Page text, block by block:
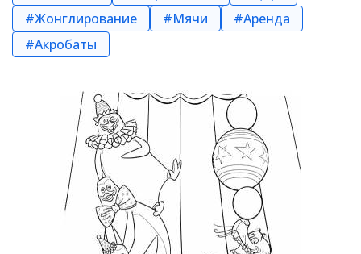
#Жонглирование
#Мячи
#Аренда
#Акробаты